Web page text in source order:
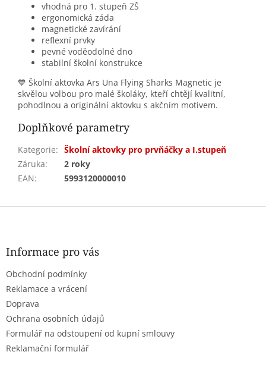
vhodná pro 1. stupeň ZŠ
ergonomická záda
magnetické zavírání
reflexní prvky
pevné voděodolné dno
stabilní školní konstrukce
💙 Školní aktovka Ars Una Flying Sharks Magnetic je
skvělou volbou pro malé školáky, kteří chtějí kvalitní,
pohodlnou a originální aktovku s akčním motivem.
Doplňkové parametry
Kategorie: Školní aktovky pro prvňáčky a I.stupeň
Záruka:
2 roky
EAN: 5993120000010
Z
Informace pro vás
Obchodní podmínky
Reklamace a vrácení
Doprava
Ochrana osobních údajů
Formulář na odstoupení od kupní smlouvy
Reklamační formulář